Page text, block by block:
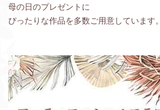
母の日のプレゼントに
ぴったりな作品を多数ご用意しています。